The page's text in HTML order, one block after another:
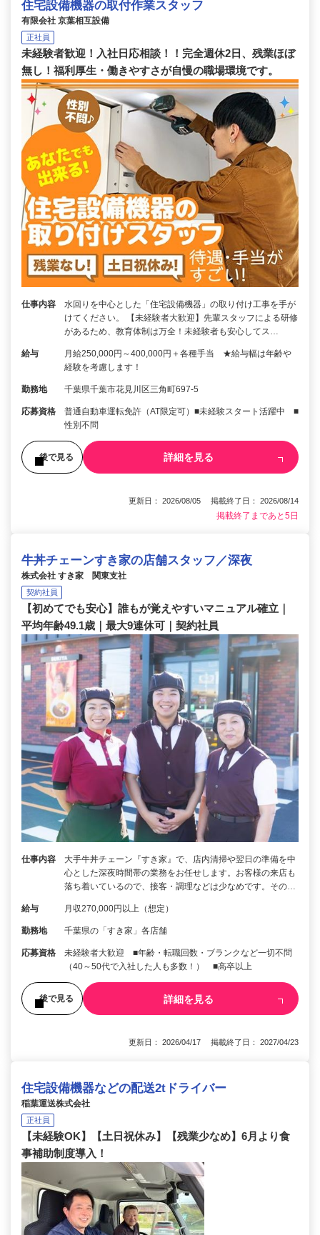
住宅設備機器の取付作業スタッフ
有限会社 京葉相互設備
正社員
未経験者歓迎！入社日応相談！！完全週休2日、残業ほぼ
無し！福利厚生・働きやすさが自慢の職場環境です。
仕事内容
水回りを中心とした「住宅設備機器」の取り付け工事を手が
けてください。 【未経験者大歓迎】先輩スタッフによる研修
があるため、教育体制は万全！未経験者も安心してス…
給与
月給250,000円～400,000円＋各種手当 ★給与幅は年齢や
経験を考慮します！
勤務地 千葉県千葉市花見川区三角町697-5
応募資格
普通自動車運転免許（AT限定可）■未経験スタート活躍中 ■
性別不問
後で見る 詳細を見る
更新日： 2026/08/05 掲載終了日： 2026/08/14
掲載終了まであと5日
牛丼チェーンすき家の店舗スタッフ／深夜
株式会社 すき家 関東支社
契約社員
【初めてでも安心】誰もが覚えやすいマニュアル確立｜
平均年齢49.1歳｜最大9連休可｜契約社員
仕事内容
大手牛丼チェーン『すき家』で、店内清掃や翌日の準備を中
心とした深夜時間帯の業務をお任せします。お客様の来店も
落ち着いているので、接客・調理などは少なめです。その…
給与 月収270,000円以上（想定）
勤務地 千葉県の「すき家」各店舗
応募資格
未経験者大歓迎 ■年齢・転職回数・ブランクなど一切不問
（40～50代で入社した人も多数！） ■高卒以上
後で見る 詳細を見る
更新日： 2026/04/17 掲載終了日： 2027/04/23
住宅設備機器などの配送2tドライバー
稲葉運送株式会社
正社員
【未経験OK】【土日祝休み】【残業少なめ】6月より食
事補助制度導入！